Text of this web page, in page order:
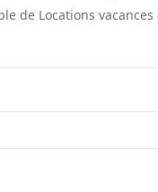
de Locations vacances